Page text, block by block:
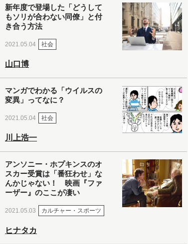
新年度で登場した「どうして
もソリが合わない同僚」と付
き合う方法
2021.05.04 社会
山口博
マンガでわかる「ウイルスの
変異」ってなに？
2021.05.04 社会
川上浩一
アンソニー・ホプキンスのオ
スカー受賞は「番狂わせ」な
んかじゃない！ 映画『ファ
ーザー』のここが凄い
2021.05.03 カルチャー・スポーツ
ヒナタカ